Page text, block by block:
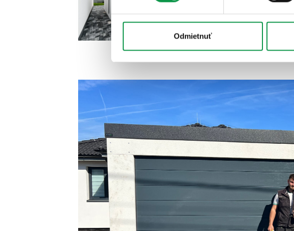
Odmietnuť